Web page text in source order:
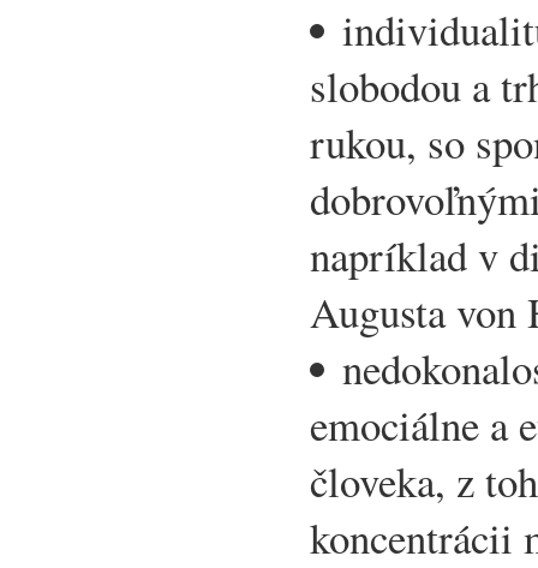
slobodou a
rukou, so
napríklad v
Augusta von
emociálne a
človeka, z
koncentrácii